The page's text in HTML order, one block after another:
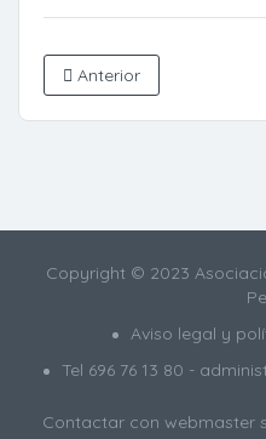
Anterior
Copyright © 2023
Aviso legal y
Tel 696 76 13 80 -
Contactar con webmaster